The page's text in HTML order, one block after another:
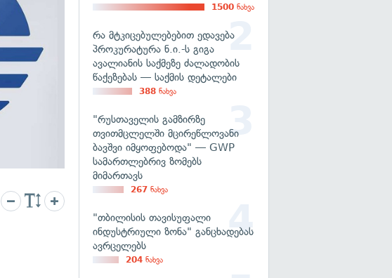
1500 ნახვა
რა მტკიცებულებებით ედავება
პროკურატურა ნ.ი.-ს გიგა
ავალიანის საქმეზე ძალადობის
წაქეზებას — საქმის დეტალები
388 ნახვა
"რუსთაველის გამზირზე
თვითმცლელში მცირეწლოვანი
ბავშვი იმყოფებოდა" — GWP
სამართლებრივ ზომებს
მიმართავს
267 ნახვა
"თბილისის თავისუფალი
ინდუსტრიული ზონა" განცხადებას
ავრცელებს
204 ნახვა